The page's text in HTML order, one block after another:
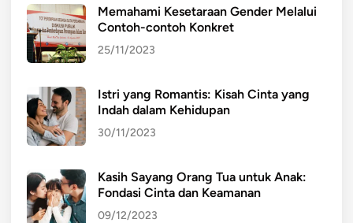
Memahami Kesetaraan Gender Melalui
Contoh-contoh Konkret
25/11/2023
Istri yang Romantis: Kisah Cinta yang
Indah dalam Kehidupan
30/11/2023
Kasih Sayang Orang Tua untuk Anak:
Fondasi Cinta dan Keamanan
09/12/2023